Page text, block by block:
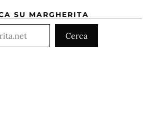
SU MARGHERITA
Cerca